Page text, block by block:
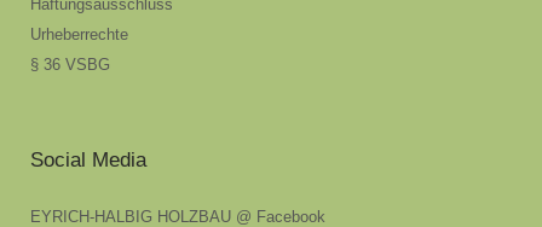
Haftungsausschluss
Urheberrechte
§ 36 VSBG
Social Media
EYRICH-HALBIG HOLZBAU @ Facebook